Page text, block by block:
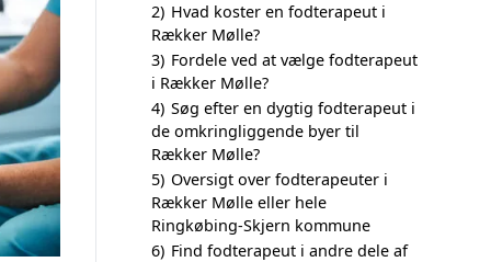
2) Hvad koster en fodterapeut i
Rækker Mølle?
3) Fordele ved at vælge fodterapeut
i Rækker Mølle?
4) Søg efter en dygtig fodterapeut i
de omkringliggende byer til
Rækker Mølle?
5) Oversigt over fodterapeuter i
Rækker Mølle eller hele
Ringkøbing-Skjern kommune
6) Find fodterapeut i andre dele af